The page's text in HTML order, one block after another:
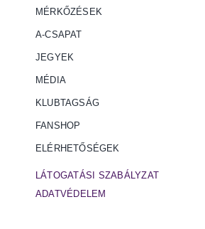
MÉRKŐZÉSEK
A-CSAPAT
JEGYEK
MÉDIA
KLUBTAGSÁG
FANSHOP
ELÉRHETŐSÉGEK
LÁTOGATÁSI SZABÁLYZAT
ADATVÉDELEM